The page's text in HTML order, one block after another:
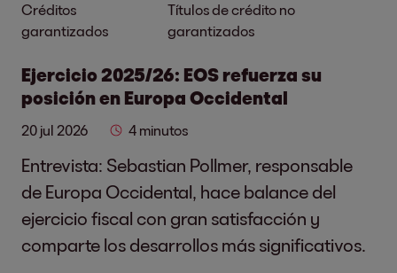
Créditos
garantizados
Títulos de crédito no
garantizados
Ejercicio 2025/26: EOS refuerza su
posición en Europa Occidental
20 jul 2026 4 minutos
Entrevista: Sebastian Pollmer, responsable
de Europa Occidental, hace balance del
ejercicio fiscal con gran satisfacción y
comparte los desarrollos más significativos.